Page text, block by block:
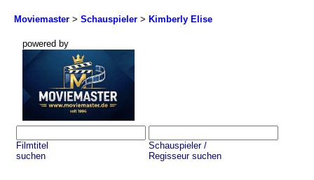
Moviemaster > Schauspieler > Kimberly Elise
powered by
Filmtitel
suchen
Schauspieler /
Regisseur suchen